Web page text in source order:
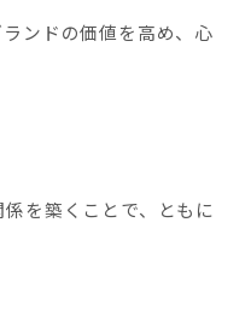
ンドの価値を高め、心
を築くことで、ともに